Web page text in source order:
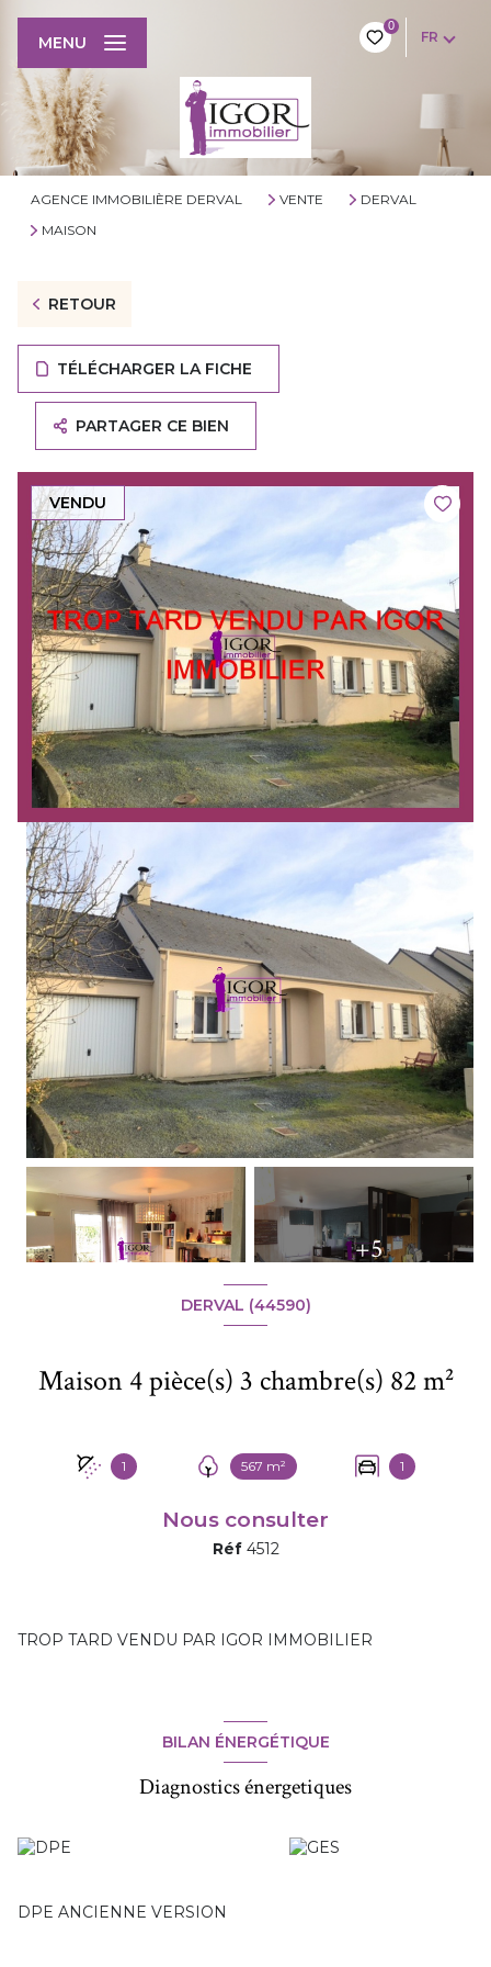
0
FR
MENU
AGENCE IMMOBILIÈRE DERVAL VENTE
DERVAL
MAISON
RETOUR
TÉLÉCHARGER LA FICHE
PARTAGER CE BIEN
VENDU
+5
DERVAL (44590)
Maison 4 pièce(s) 3 chambre(s) 82 m²
1 567 m² 1
Nous consulter
Réf 4512
TROP TARD VENDU PAR IGOR IMMOBILIER
BILAN ÉNERGÉTIQUE
Diagnostics énergetiques
DPE ANCIENNE VERSION